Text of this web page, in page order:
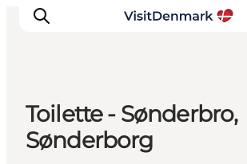
Inspiration
Toilette - Sønderbro,
Sønderborg